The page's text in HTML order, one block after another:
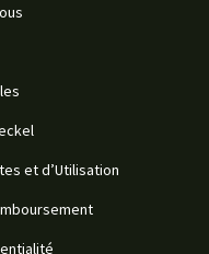
et d’Utilisation